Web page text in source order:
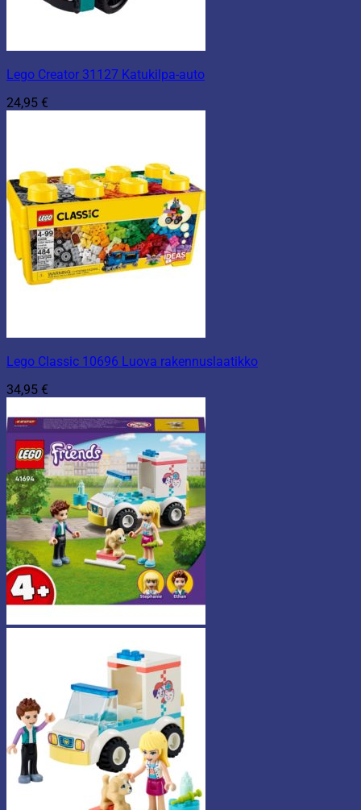
Lego Creator 31127 Katukilpa-auto
24,95 €
Lego Classic 10696 Luova rakennuslaatikko
34,95 €